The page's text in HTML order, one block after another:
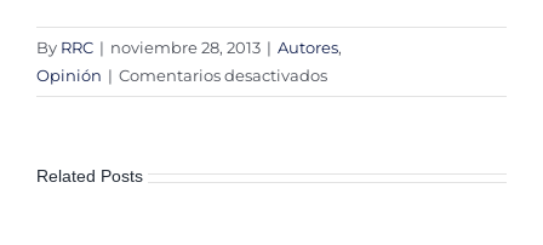
By RRC | noviembre 28, 2013 | Autores,
Opinión | Comentarios desactivadosen
¡Por
Congreso
Related Posts